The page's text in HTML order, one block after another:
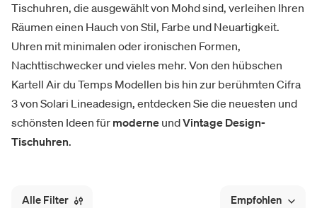
Tischuhren, die ausgewählt von Mohd sind, verleihen Ihren
Räumen einen Hauch von Stil, Farbe und Neuartigkeit.
Uhren mit minimalen oder ironischen Formen,
Nachttischwecker und vieles mehr. Von den hübschen
Kartell Air du Temps Modellen bis hin zur berühmten Cifra
3 von Solari Lineadesign, entdecken Sie die neuesten und
schönsten Ideen für moderne undVintage Design-
Tischuhren.
Alle Filter Empfohlen